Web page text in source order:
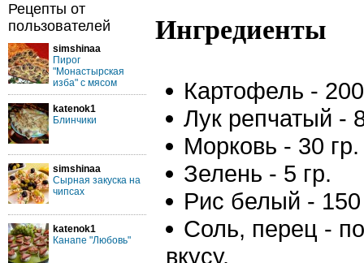
Рецепты от
пользователей
simshinaa
Пирог
"Монастырская
изба" с мясом
katenok1
Блинчики
simshinaa
Сырная закуска на
чипсах
katenok1
Канапе "Любовь"
Ингредиенты
Картофель -
Лук репчатый -
Морковь - 30 гр.
Зелень - 5 гр.
Рис белый - 150
Соль, перец - по
вкусу.